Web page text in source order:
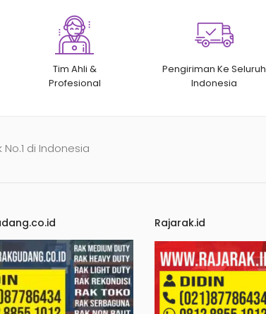
Tim Ahli &
Profesional
Pengiriman Ke Seluruh
Indonesia
di Indonesia
Rajarak.id